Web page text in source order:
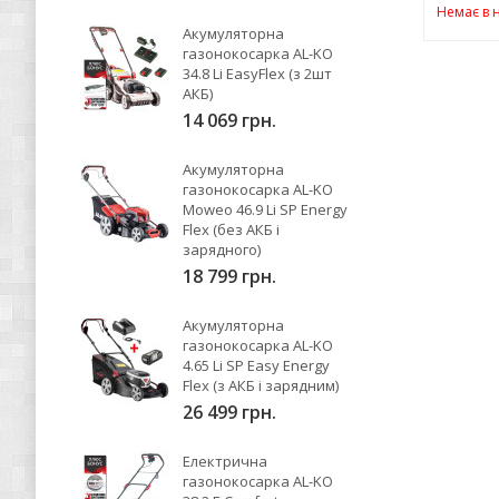
Немає в
Акумуляторна
газонокосарка AL-KO
34.8 Li EasyFlex (з 2шт
АКБ)
14 069 грн.
Акумуляторна
газонокосарка AL-KO
Moweo 46.9 Li SP Energy
Flex (без АКБ і
зарядного)
18 799 грн.
Акумуляторна
газонокосарка AL-KO
4.65 Li SP Easy Energy
Flex (з АКБ і зарядним)
26 499 грн.
Електрична
газонокосарка AL-KO